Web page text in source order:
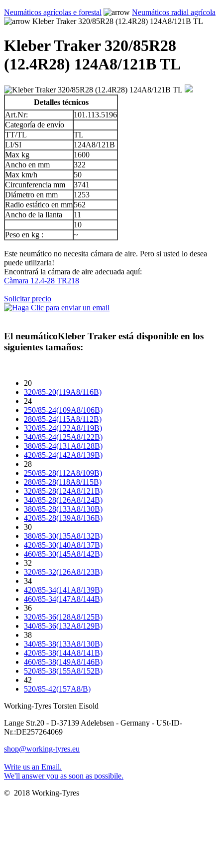
Neumáticos agrícolas e forestal
Neumáticos radial agrícola
Kleber Traker 320/85R28 (12.4R28) 124A8/121B TL
Kleber Traker 320/85R28
(12.4R28) 124A8/121B TL
Detalles técnicos
Art.Nr:
101.113.5196
Categoría de envío
TT/TL
TL
LI/SI
124A8/121B
Max kg
1600
Ancho en mm
322
Max km/h
50
Circunferencia mm
3741
Diámetro en mm
1253
Radio estático en mm562
Ancho de la llanta
11
10
Peso en kg :
~
Este neumático no necesita cámara de aire. Pero si usted lo desea
puede utilizarla!
Encontrará la cámara de aire adecuada aquí:
Càmara 12.4-28 TR218
Solicitar precio
El neumáticoKleber Traker está disponible en los
siguientes tamaños:
20
320/85-20(119A8/116B)
24
250/85-24(109A8/106B)
280/85-24(115A8/112B)
320/85-24(122A8/119B)
340/85-24(125A8/122B)
380/85-24(131A8/128B)
420/85-24(142A8/139B)
28
250/85-28(112A8/109B)
280/85-28(118A8/115B)
320/85-28(124A8/121B)
340/85-28(126A8/124B)
380/85-28(133A8/130B)
420/85-28(139A8/136B)
30
380/85-30(135A8/132B)
420/85-30(140A8/137B)
460/85-30(145A8/142B)
32
320/85-32(126A8/123B)
34
420/85-34(141A8/139B)
460/85-34(147A8/144B)
36
320/85-36(128A8/125B)
340/85-36(132A8/129B)
38
340/85-38(133A8/130B)
420/85-38(144A8/141B)
460/85-38(149A8/146B)
520/85-38(155A8/152B)
42
520/85-42(157A8/B)
Working-Tyres Torsten Eisold
Lange Str.20 - D-37139 Adelebsen - Germany - USt-ID-
Nr.:DE257264069
shop@working-tyres.eu
Write us an Email.
We'll answer you as soon as possibile.
© 2018 Working-Tyres